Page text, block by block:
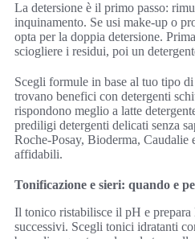
La detersione è il primo passo:
inquinamento. Se usi make-up o
opta per la doppia detersione.
sciogliere i residui, poi un
Scegli formule in base al tuo tipo
trovano benefici con detergenti
rispondono meglio a latte
prediligi detergenti delicati senza
Roche-Posay, Bioderma,
affidabili.
Tonificazione e sieri: quando e
Il tonico ristabilisce il pH e prepara
successivi. Scegli tonici idratanti